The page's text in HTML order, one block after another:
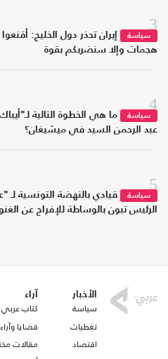
3
سياسة
إيران تحذر دول الخليج:
هجمات وإلا سنضربكم بقوة
4
سياسة
ما هي الخطوة التالية
عبد الرحمن السيد في ميشيغان؟
5
سياسة
الرئيس تبون بالوساطة للإفراج عن
الأخبار
سياسة
تغطيات
اقتصاد
آراء
كتاب عربي21
قضايا وآراء
مقالات